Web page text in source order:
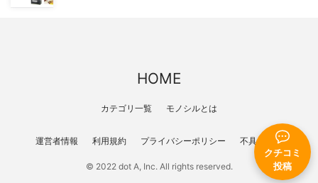
クチコミ
投稿
HOME
カテゴリ一覧 モノシルとは
運営者情報 利用規約 プライバシーポリシー 不具合報告
© 2022 dot A, Inc. All rights reserved.